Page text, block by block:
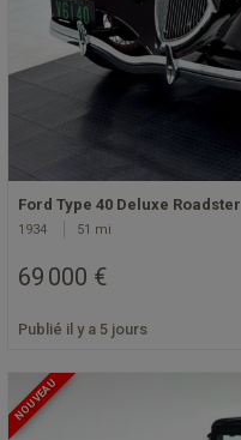
Ford Type 40 Deluxe Roadster
1934 51 mi
69 000 €
Publié il y a 5 jours
NOUVEAU